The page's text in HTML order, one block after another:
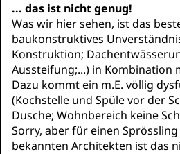
... das ist nicht genug!
Was wir hier sehen, ist das
baukonstruktives
Konstruktion;
Aussteifung;...) in Kombination
Dazu kommt ein m.E. völlig
(Kochstelle und Spüle vor der
Dusche; Wohnbereich keine
Sorry, aber für einen
bekannten Architekten ist das